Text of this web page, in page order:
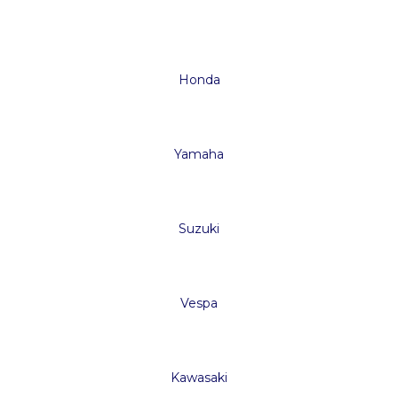
Honda
Yamaha
Suzuki
Vespa
Kawasaki